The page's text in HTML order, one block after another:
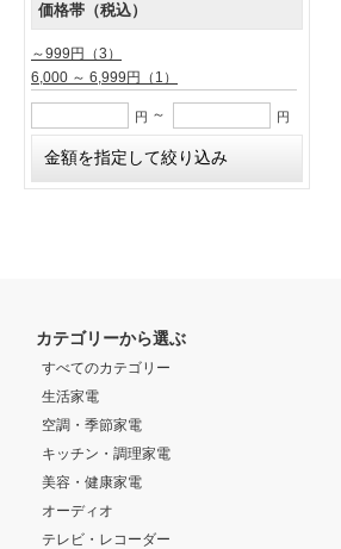
価格帯（税込）
～999円
（3）
6,000 ～ 6,999円
（1）
円 ～ 円
カテゴリーから選ぶ
すべてのカテゴリー
生活家電
空調・季節家電
キッチン・調理家電
美容・健康家電
オーディオ
テレビ・レコーダー